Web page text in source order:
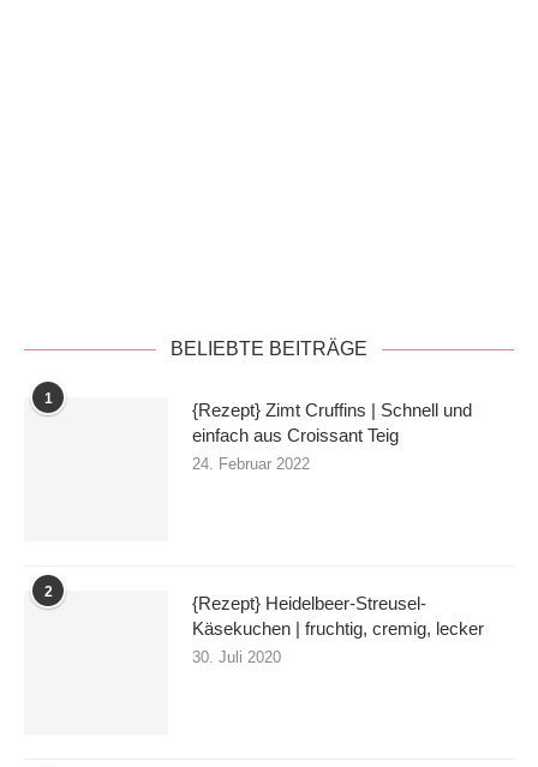
BELIEBTE BEITRÄGE
1
{Rezept} Zimt Cruffins | Schnell und
einfach aus Croissant Teig
24. Februar 2022
2
{Rezept} Heidelbeer-Streusel-
Käsekuchen | fruchtig, cremig, lecker
30. Juli 2020